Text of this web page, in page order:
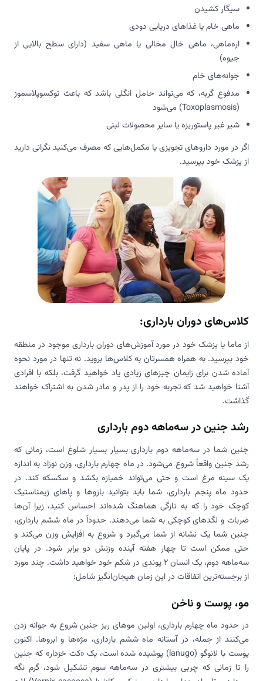
سیگار کشیدن
ماهی خام یا غذاهای دریایی دودی
اره‌ماهی، ماهی خال مخالی یا ماهی سفید (دارای سطح بالایی از
جیوه)
جوانه‌های خام
مدفوع گربه، که می‌تواند حامل انگلی باشد که باعث توکسوپلاسموز
(Toxoplasmosis) می‌شود
شیر غیر پاستوریزه یا سایر محصولات لبنی
اگر در مورد داروهای تجویزی یا مکمل‌هایی که مصرف می‌کنید نگرانی دارید
از پزشک خود بپرسید.
کلاس‌های دوران بارداری:
از ماما یا پزشک خود در مورد آموزش‌های دوران بارداری موجود در منطقه
خود بپرسید. به همراه همسرتان به کلاس‌ها بروید. نه تنها در مورد نحوه
آماده شدن برای زایمان چیزهای زیادی یاد خواهید گرفت، بلکه با افرادی
آشنا خواهید شد که تجربه خود را از پدر و مادر شدن به اشتراک خواهند
گذاشت.
رشد جنین در سه‌ماهه دوم بارداری
جنین شما در سه‌ماهه دوم بارداری بسیار بسیار شلوغ است، زمانی که
رشد جنین واقعاً شروع می‌شود. در ماه چهارم بارداری، وزن نوزاد به اندازه
یک سینه مرغ است و حتی می‌تواند خمیازه بکشد و سکسکه کند. در
حدود ماه پنجم بارداری، شما باید بتوانید بازوها و پاهای ژیمناستیک
کوچک خود را که به تازگی هماهنگ شده‌اند احساس کنید، زیرا آن‌ها
ضربات و لگدهای کوچکی به شما می‌دهند. حدوداً در ماه ششم بارداری،
جنین شما یک نشانه از شما می‌گیرد و شروع به افزایش وزن می‌کند و
حتی ممکن است تا چهار هفته آینده وزنش دو برابر شود. در پایان
سه‌ماهه دوم، یک انسان 2 پوندی در شکم خود خواهید داشت. چند مورد
از برجسته‌ترین اتفاقات در این زمان هیجان‌انگیز شامل:
مو، پوست و ناخن
در حدود ماه چهارم بارداری، اولین موهای ریز جنین شروع به جوانه زدن
می‌کنند از جمله، در آستانه ماه ششم بارداری، مژه‌ها و ابروها. اکنون
پوست با لانوگو (lanugo) پوشیده شده است، یک «کت خزدار» که جنین
را تا زمانی که چربی بیشتری در سه‌ماهه سوم تشکیل شود، گرم نگه